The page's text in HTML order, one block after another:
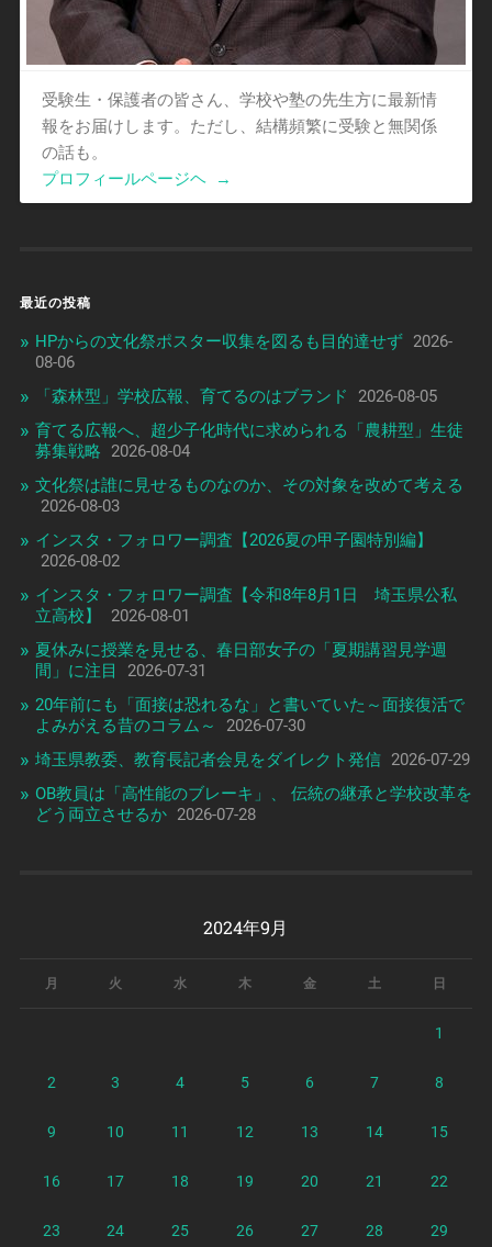
受験生・保護者の皆さん、学校や塾の先生方に最新情
報をお届けします。ただし、結構頻繁に受験と無関係
の話も。
プロフィールページヘ
→
最近の投稿
HPからの文化祭ポスター収集を図るも目的達せず
2026-
08-06
「森林型」学校広報、育てるのはブランド
2026-08-05
育てる広報へ、超少子化時代に求められる「農耕型」生徒
募集戦略
2026-08-04
文化祭は誰に見せるものなのか、その対象を改めて考える
2026-08-03
インスタ・フォロワー調査【2026夏の甲子園特別編】
2026-08-02
インスタ・フォロワー調査【令和8年8月1日 埼玉県公私
立高校】
2026-08-01
夏休みに授業を見せる、春日部女子の「夏期講習見学週
間」に注目
2026-07-31
20年前にも「面接は恐れるな」と書いていた～面接復活で
よみがえる昔のコラム～
2026-07-30
埼玉県教委、教育長記者会見をダイレクト発信 2026-07-29
OB教員は「高性能のブレーキ」、 伝統の継承と学校改革を
どう両立させるか 2026-07-28
2024年9月
月 火 水 木 金 土 日
1
2 3 4 5 6 7 8
9 10 11 12 13 14 15
16 17 18 19 20 21 22
23 24 25 26 27 28 29